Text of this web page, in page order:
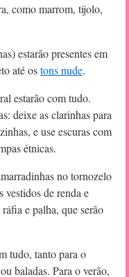
como marrom, tijolo,
estarão presentes em
até ostons nude.
estarão com tudo.
deixe as clarinhas para
e use escuras com
étnicas.
no tornozelo
vestidos de renda e
e palha, que serão
tudo, tanto para o
baladas. Para o verão,